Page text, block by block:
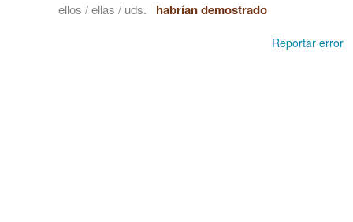
ellos / ellas / uds. habrían demostrado
Reportar error